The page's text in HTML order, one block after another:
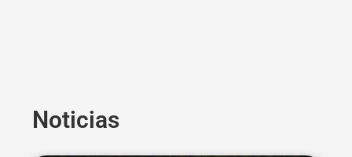
Noticias